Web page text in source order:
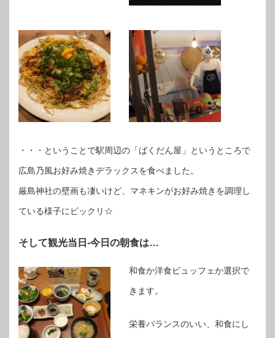
・・・ということで駅周辺の「ばくだん屋」というところで
広島乃風お好み焼きデラックスを食べました。
厳島神社の壁画も凄いけど、マネキンがお好み焼きを調理し
ている様子にビックリ☆
そして観光当日-今日の朝食は…
和食か洋食ビュッフェか選択で
きます。
栄養バランスのいい、和食にし